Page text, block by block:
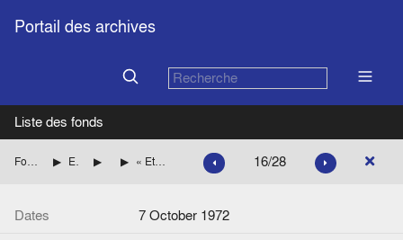
Portail des archives
Liste des fonds
Fonds Jacques-René Rabier Etudes, articles de presse par pays Pays scandinaves
« Et pourtant ils ont dit 'nei' », de Raymond Cartier, Paris Match 16/28
Dates
7 October 1972